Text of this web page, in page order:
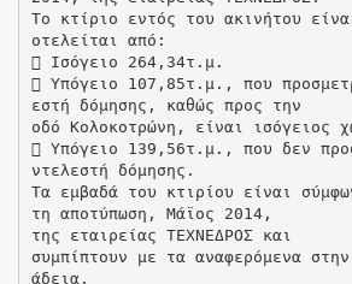
Το κτίριο εντός του ακινήτου
οτελείται από:
 Ισόγειο 264,34τ.μ.
 Υπόγειο 107,85τ.μ., που
εστή δόμησης, καθώς προς την
οδό Κολοκοτρώνη, είναι ισόγειος
 Υπόγειο 139,56τ.μ., που δεν
ντελεστή δόμησης.
Τα εμβαδά του κτιρίου είναι
τη αποτύπωση, Μάϊος 2014,
της εταιρείας ΤΕΧΝΕΔΡΟΣ και
συμπίπτουν με τα αναφερόμενα
άδεια.